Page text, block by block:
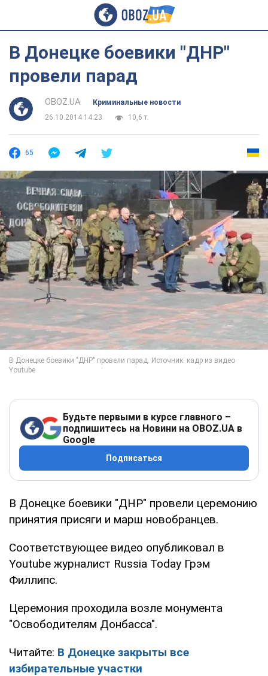
В Донецке боевики "ДНР"
провели парад
OBOZ.UA
Криминальные новости
26.10.2014 14:23
10,6 т.
65
Будьте первыми в курсе главного –
подпишитесь на Новини на OBOZ.UA в
Google
Подписаться
В Донецке боевики "ДНР" провели церемонию
принятия присяги и марш новобранцев.
Соответствующее видео опубликовал в
Youtube журналист Russia Today Грэм
Филлипс.
Церемония проходила возле монумента
"Освободителям Донбасса".
Читайте: В Донецке закрыты все
избирательные участки